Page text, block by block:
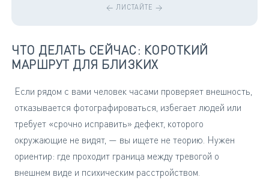
ЧТО ДЕЛАТЬ СЕЙЧАС: КОРОТКИЙ
МАРШРУТ ДЛЯ БЛИЗКИХ
Если рядом с вами человек часами проверяет внешность,
отказывается фотографироваться, избегает людей или
требует «срочно исправить» дефект, которого
окружающие не видят, — вы ищете не теорию. Нужен
ориентир: где проходит граница между тревогой о
внешнем виде и психическим расстройством.